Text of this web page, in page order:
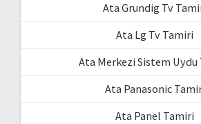
Ata Grundig Tv
Ata Lg Tv Tamiri
Ata Merkezi Sistem Uydu
Ata Panasonic
Ata Panel Tamiri